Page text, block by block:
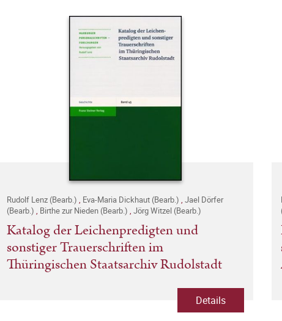
Rudolf Lenz (Bearb.) Eva-Maria Dickhaut (Bearb.) Jael Dörfer
(Bearb.)
Birthe zur Nieden (Bearb.) Jörg Witzel (Bearb.)
Katalog der Leichenpredigten und
sonstiger Trauerschriften im
Thüringischen Staatsarchiv Rudolstadt
Details